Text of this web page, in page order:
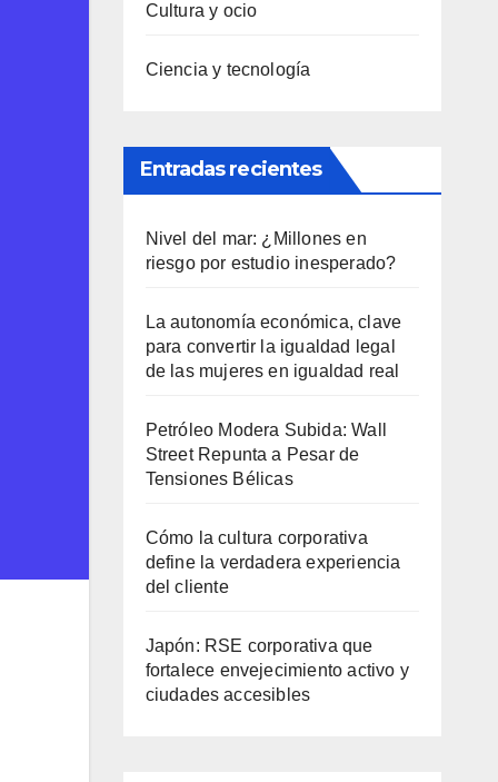
Cultura y ocio
Ciencia y tecnología
Entradas recientes
Nivel del mar: ¿Millones en
riesgo por estudio inesperado?
La autonomía económica, clave
para convertir la igualdad legal
de las mujeres en igualdad real
Petróleo Modera Subida: Wall
Street Repunta a Pesar de
Tensiones Bélicas
Cómo la cultura corporativa
define la verdadera experiencia
del cliente
Japón: RSE corporativa que
fortalece envejecimiento activo y
ciudades accesibles